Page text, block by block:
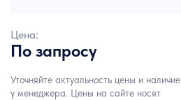
Цена:
По запросу
Уточняйте актуальность цены и наличие
у менеджера. Цены на сайте носят